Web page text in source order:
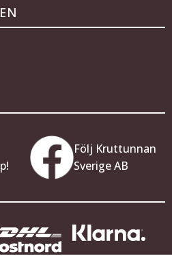
Följ Kruttunnan
Sverige AB